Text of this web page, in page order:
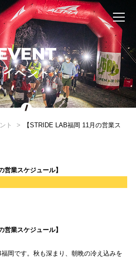
LAB ?
イベント
ト
【STRIDE LAB福岡 11月の営業ス
営業スケジュール】
営業スケジュール】
岡です。秋も深まり、朝晩の冷え込みを